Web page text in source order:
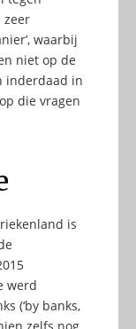
zeer
waarbij
niet op de
inderdaad in
die vragen
is
werd
(‘by banks,